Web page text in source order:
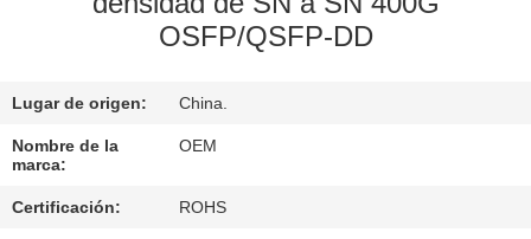
DE
CALIDAD
OSFP/QSFP-DD
Lugar de origen: China.
Nombre de la
marca:
OEM
Certificación: ROHS